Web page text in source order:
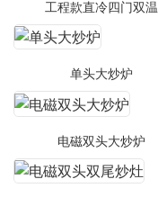
工程款直冷四门双温
单头大炒炉
电磁双头大炒炉